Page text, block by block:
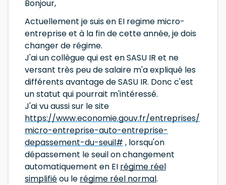
Bonjour,
Actuellement je suis en EI regime micro-
entreprise et à la fin de cette année, je dois
changer de régime.
J'ai un collègue qui est en SASU IR et ne
versant très peu de salaire m'a expliqué les
différents avantage de SASU IR. Donc c'est
un statut qui pourrait m'intéressé.
J'ai vu aussi sur le site
https://www.economie.gouv.fr/entreprises/
micro-entreprise-auto-entreprise-
depassement-du-seuil# , lorsqu'on
dépassement le seuil on changement
automatiquement en EI régime réel
simplifiéou le régime réel normal.